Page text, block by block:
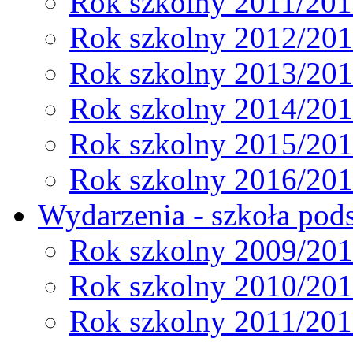
Rok szkolny 2012/
Rok szkolny 2013/
Rok szkolny 2014/
Rok szkolny 2015/
Rok szkolny 2016/
Wydarzenia - szkoła
Rok szkolny 2009/
Rok szkolny 2010/
Rok szkolny 2011/